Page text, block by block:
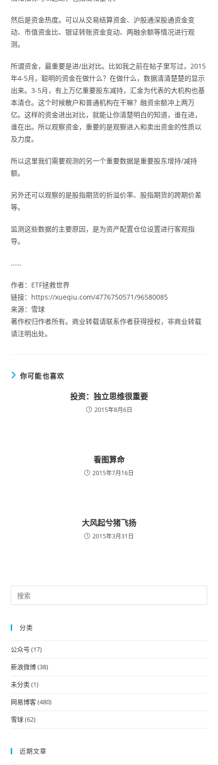
然后是资金热度。可以从交易结算资金、沪股通深股通资金变
动、市值资金比、银证转账资金变动、两融余额等情况进行观
测。
所谓资金，最重要是进/出对比。比如我之前在帖子里写过，2015
年4-5月，聪明的资金在做什么？在做什么，数据清清楚楚的显示
出来。3-5月，有上万亿重要股东减持，汇金为代表的大机构也基
本清仓。这个时候散户和普通机构在干嘛？融资余额冲上两万
亿。这样的资金进出对比，就能让你清楚明白的知道，谁在进，
谁在出。所以观察资金，重要的是观察进入和卖出资金的性质以
及力度。
所以这里我们需要观测的另一个重要数据是重要股东增持/减持
额。
另外还可以观察的是股指期货的折溢价率、股指期货的跨期价差
等。
监测这些数据的主要原因，是为资产配置仓位设置进行客观指
导。
……
作者：ETF拯救世界
链接：https://xueqiu.com/4776750571/96580085
来源：雪球
著作权归作者所有。商业转载请联系作者获得授权，非商业转载
请注明出处。
你可能也喜欢
投资：独立思维很重要
2015年8月6日
看图算命
2015年7月16日
大风起兮猪飞扬
2015年3月31日
分类
公众号 (17)
新浪微博(38)
未分类(1)
网易博客(480)
雪球(62)
近期文章